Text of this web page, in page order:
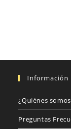
Información
¿Quiénes
Preguntas